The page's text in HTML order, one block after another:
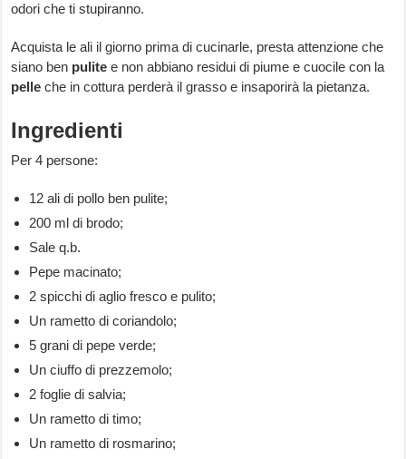
odori che ti stupiranno.
Acquista le ali il giorno prima di cucinarle, presta attenzione che
siano ben pulite e non abbiano residui di piume e cuocile con la
pelle che in cottura perderà il grasso e insaporirà la pietanza.
Ingredienti
Per 4 persone:
12 ali di pollo ben pulite;
200 ml di brodo;
Sale q.b.
Pepe macinato;
2 spicchi di aglio fresco e pulito;
Un rametto di coriandolo;
5 grani di pepe verde;
Un ciuffo di prezzemolo;
2 foglie di salvia;
Un rametto di timo;
Un rametto di rosmarino;